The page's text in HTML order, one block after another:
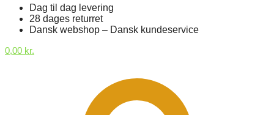
Dag til dag levering
28 dages returret
Dansk webshop – Dansk kundeservice
0,00 kr.